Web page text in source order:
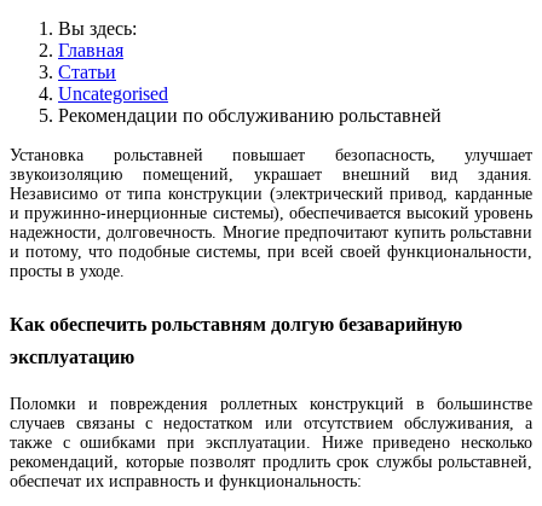
Вы здесь:
Главная
Статьи
Uncategorised
Рекомендации по обслуживанию рольставней
Установка рольставней повышает безопасность, улучшает
звукоизоляцию помещений, украшает внешний вид здания.
Независимо от типа конструкции (электрический привод, карданные
и пружинно-инерционные системы), обеспечивается высокий уровень
надежности, долговечность. Многие предпочитают купить рольставни
и потому, что подобные системы, при всей своей функциональности,
просты в уходе.
Как обеспечить рольставням долгую безаварийную
эксплуатацию
Поломки и повреждения роллетных конструкций в большинстве
случаев связаны с недостатком или отсутствием обслуживания, а
также с ошибками при эксплуатации. Ниже приведено несколько
рекомендаций, которые позволят продлить срок службы рольставней,
обеспечат их исправность и функциональность: